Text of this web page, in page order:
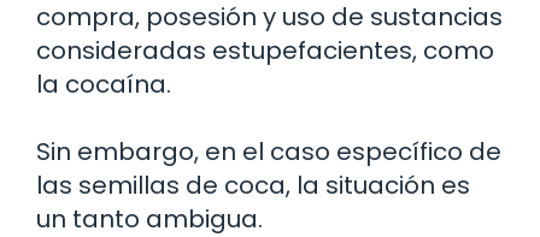
compra, posesión y uso de sustancias
consideradas estupefacientes, como
la cocaína.
Sin embargo, en el caso específico de
las semillas de coca, la situación es
un tanto ambigua.